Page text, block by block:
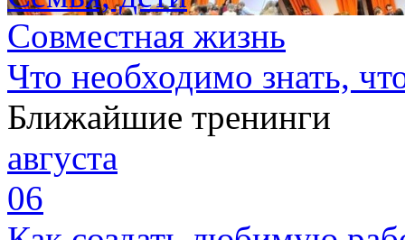
Совместная жизнь
Что необходимо знать,
Ближайшие тренинги
августа
06